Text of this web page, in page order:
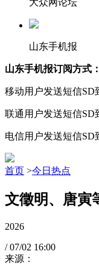
大众网论坛
山东手机报
山东手机报订阅方式：
移动用户发送短信SD
联通用户发送短信SD
电信用户发送短信SD
首页 >今日热点
文徵明、唐寅
2026
/ 07/02 16:00
来源：